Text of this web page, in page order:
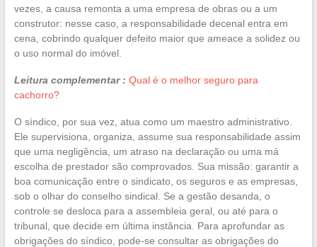
vezes, a causa remonta a uma empresa de obras ou a um
construtor: nesse caso, a responsabilidade decenal entra em
cena, cobrindo qualquer defeito maior que ameace a solidez ou
o uso normal do imóvel.
Leitura complementar : Qual é o melhor seguro para
cachorro?
O síndico, por sua vez, atua como um maestro administrativo.
Ele supervisiona, organiza, assume sua responsabilidade assim
que uma negligência, um atraso na declaração ou uma má
escolha de prestador são comprovados. Sua missão: garantir a
boa comunicação entre o sindicato, os seguros e as empresas,
sob o olhar do conselho sindical. Se a gestão desanda, o
controle se desloca para a assembleia geral, ou até para o
tribunal, que decide em última instância. Para aprofundar as
obrigações do síndico, pode-se consultar as obrigações do